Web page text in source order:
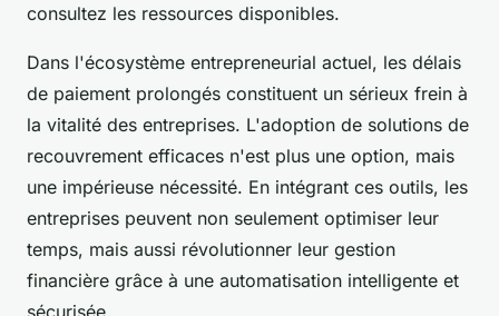
consultez les ressources disponibles.
Dans l'écosystème entrepreneurial actuel, les délais
de paiement prolongés constituent un sérieux frein à
la vitalité des entreprises. L'adoption de solutions de
recouvrement efficaces n'est plus une option, mais
une impérieuse nécessité. En intégrant ces outils, les
entreprises peuvent non seulement optimiser leur
temps, mais aussi révolutionner leur gestion
financière grâce à une automatisation intelligente et
sécurisée.